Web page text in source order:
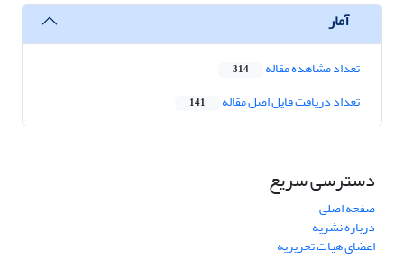
آمار
تعداد مشاهده مقاله 314
تعداد دریافت فایل اصل مقاله 141
دسترسی سریع
صفحه اصلی
درباره نشریه
اعضای هیات تحریریه